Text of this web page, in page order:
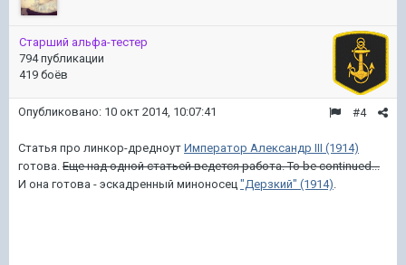
Старший альфа-тестер
794 публикации
419 боёв
#4
Опубликовано: 10 окт 2014, 10:07:41
Статья про линкор-дредноут Император Александр III (1914)
готова. Еще над одной статьей ведется работа. To be continued...
И она готова - эскадренный миноносец "Дерзкий" (1914).